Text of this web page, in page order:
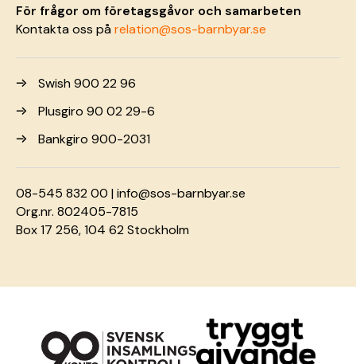
För frågor om företagsgåvor och samarbeten
Kontakta oss pårelation@sos-barnbyar.se
Swish 900 22 96
Plusgiro 90 02 29-6
Bankgiro 900-2031
08-545 832 00 |info@sos-barnbyar.se
Org.nr. 802405-7815
Box 17 256, 104 62 Stockholm